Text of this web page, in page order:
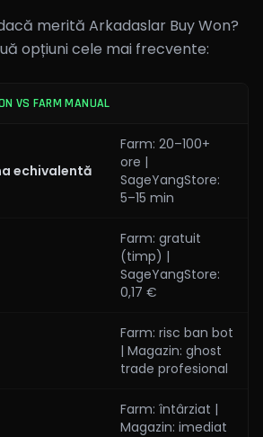
merită Arkadaslar Buy Won?
opțiuni cele mai frecvente:
VS FARM MANUAL
echivalentă
Farm: 20–100+
ore |
SageYangStore:
5–15 min
Farm: gratuit
(timp) |
SageYangStore:
0,17 €
Farm: risc ban bot
| Magazin: ghost
trade profesional
Farm: întârziat |
Magazin: imediat